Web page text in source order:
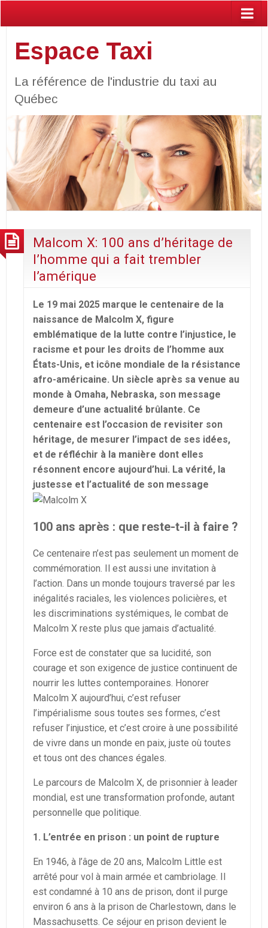
Espace Taxi
La référence de l'industrie du taxi au
Québec
Malcom X: 100 ans d’héritage de
l’homme qui a fait trembler
l’amérique
Le 19 mai 2025 marque le centenaire de la
naissance de Malcolm X, figure
emblématique de la lutte contre l’injustice, le
racisme et pour les droits de l’homme aux
États-Unis, et icône mondiale de la résistance
afro-américaine. Un siècle après sa venue au
monde à Omaha, Nebraska, son message
demeure d’une actualité brûlante. Ce
centenaire est l’occasion de revisiter son
héritage, de mesurer l’impact de ses idées,
et de réfléchir à la manière dont elles
résonnent encore aujourd’hui. La vérité, la
justesse et l’actualité de son message
100 ans après : que reste-t-il à faire ?
Ce centenaire n’est pas seulement un moment de
commémoration. Il est aussi une invitation à
l’action. Dans un monde toujours traversé par les
inégalités raciales, les violences policières, et
les discriminations systémiques, le combat de
Malcolm X reste plus que jamais d’actualité.
Force est de constater que sa lucidité, son
courage et son exigence de justice continuent de
nourrir les luttes contemporaines. Honorer
Malcolm X aujourd’hui, c’est refuser
l’impérialisme sous toutes ses formes, c’est
refuser l’injustice, et c’est croire à une possibilité
de vivre dans un monde en paix, juste où toutes
et tous ont des chances égales.
Le parcours de Malcolm X, de prisonnier à leader
mondial, est une transformation profonde, autant
personnelle que politique.
1. L’entrée en prison : un point de rupture
En 1946, à l’âge de 20 ans, Malcolm Little est
arrêté pour vol à main armée et cambriolage. Il
est condamné à 10 ans de prison, dont il purge
environ 6 ans à la prison de Charlestown, dans le
Massachusetts. Ce séjour en prison devient le